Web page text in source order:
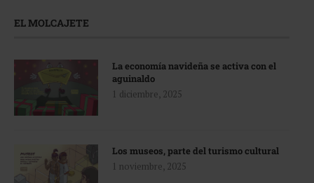
EL MOLCAJETE
La economía navideña se activa con el
aguinaldo
1 diciembre, 2025
Los museos, parte del turismo cultural
1 noviembre, 2025